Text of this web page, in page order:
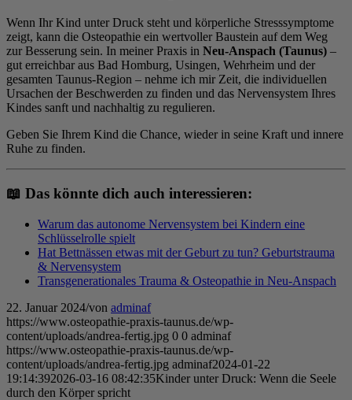
Wenn Ihr Kind unter Druck steht und körperliche Stresssymptome
zeigt, kann die Osteopathie ein wertvoller Baustein auf dem Weg
zur Besserung sein. In meiner Praxis in Neu-Anspach (Taunus) –
gut erreichbar aus Bad Homburg, Usingen, Wehrheim und der
gesamten Taunus-Region – nehme ich mir Zeit, die individuellen
Ursachen der Beschwerden zu finden und das Nervensystem Ihres
Kindes sanft und nachhaltig zu regulieren.
Geben Sie Ihrem Kind die Chance, wieder in seine Kraft und innere
Ruhe zu finden.
📖 Das könnte dich auch interessieren:
Warum das autonome Nervensystem bei Kindern eine
Schlüsselrolle spielt
Hat Bettnässen etwas mit der Geburt zu tun? Geburtstrauma
& Nervensystem
Transgenerationales Trauma & Osteopathie in Neu-Anspach
22. Januar 2024/von adminaf
https://www.osteopathie-praxis-taunus.de/wp-
content/uploads/andrea-fertig.jpg 0 0 adminaf
https://www.osteopathie-praxis-taunus.de/wp-
content/uploads/andrea-fertig.jpg adminaf2024-01-22
19:14:392026-03-16 08:42:35Kinder unter Druck: Wenn die Seele
durch den Körper spricht